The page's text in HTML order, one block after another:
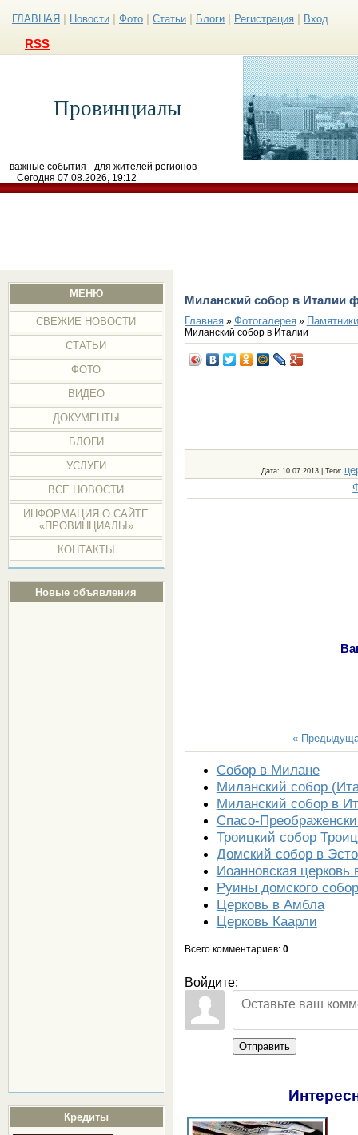
ГЛАВНАЯ Новости Фото Статьи Блоги Регистрация Вход
RSS
Провинциалы
важные события - для жителей регионов
Сегодня 07.08.2026, 19:12
МЕНЮ
СВЕЖИЕ НОВОСТИ
СТАТЬИ
ФОТО
ВИДЕО
ДОКУМЕНТЫ
БЛОГИ
УСЛУГИ
ВСЕ НОВОСТИ
ИНФОРМАЦИЯ О САЙТЕ
«ПРОВИНЦИАЛЫ»
КОНТАКТЫ
Новые объявления
Кредиты
Миланский собор в Италии
Главная» Фотогалерея»
Миланский собор в Италии
Дата: 10.07.2013 |Теги:
«
Собор в Милане
Миланский собор
Миланский собор в
Спасо-
Троицкий собор
Домский собор в
Иоанновская церковь
Руины домского
Церковь в Амбла
Церковь Каарли
Всего комментариев: 0
Войдите:
Отправить